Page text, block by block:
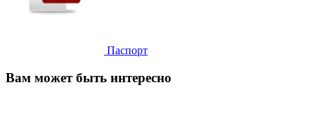
Паспорт
Вам может быть интересно